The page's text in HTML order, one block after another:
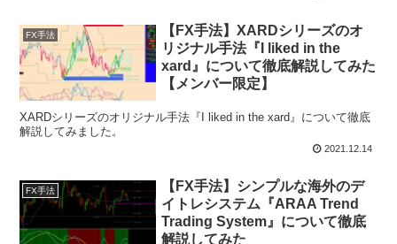
FX手法
【FX手法】XARDシリーズのオ
リジナル手法『I liked in the
xard』について徹底解説してみた
【メンバー限定】
XARDシリーズのオリジナル手法『I liked in the xard』について徹底
解説してみました。
2021.12.14
FX手法
【FX手法】シンプルな海外のデ
イトレシステム『ARAA Trend
Trading System』について徹底
解説してみた